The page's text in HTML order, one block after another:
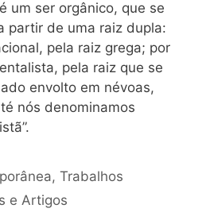
um ser orgânico, que se
partir de uma raiz dupla:
pela raiz grega; por
pela raiz que se
envolto em névoas,
nós denominamos
,Trabalhos
e Artigos